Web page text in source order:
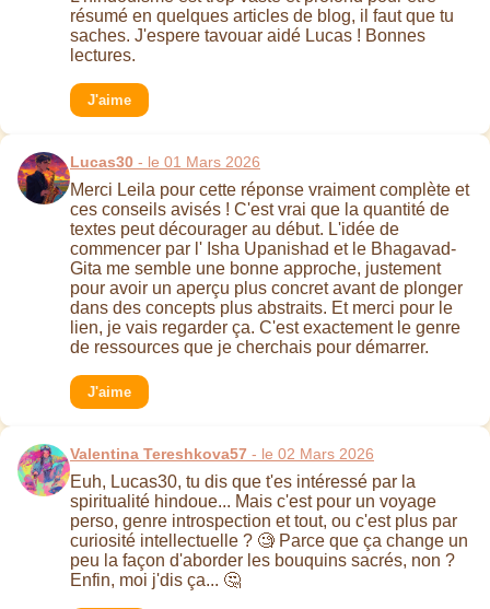
résumé en quelques articles de blog, il faut que tu
saches. J'espere tavouar aidé Lucas ! Bonnes
lectures.
J'aime
Lucas30 - le 01 Mars 2026
Merci Leila pour cette réponse vraiment complète et
ces conseils avisés ! C'est vrai que la quantité de
textes peut décourager au début. L'idée de
commencer par l' Isha Upanishad et le Bhagavad-
Gita me semble une bonne approche, justement
pour avoir un aperçu plus concret avant de plonger
dans des concepts plus abstraits. Et merci pour le
lien, je vais regarder ça. C'est exactement le genre
de ressources que je cherchais pour démarrer.
J'aime
Valentina Tereshkova57 - le 02 Mars 2026
Euh, Lucas30, tu dis que t'es intéressé par la
spiritualité hindoue... Mais c'est pour un voyage
perso, genre introspection et tout, ou c'est plus par
curiosité intellectuelle ? 🧐 Parce que ça change un
peu la façon d'aborder les bouquins sacrés, non ?
Enfin, moi j'dis ça... 🤔